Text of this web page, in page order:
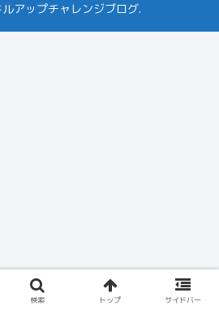
アップチャレンジブログ.
検索 トップ サイドバー